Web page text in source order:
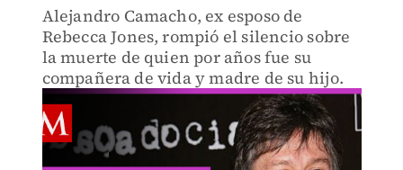
Alejandro Camacho, ex esposo de
Rebecca Jones, rompió el silencio sobre
la muerte de quien por años fue su
compañera de vida y madre de su hijo.